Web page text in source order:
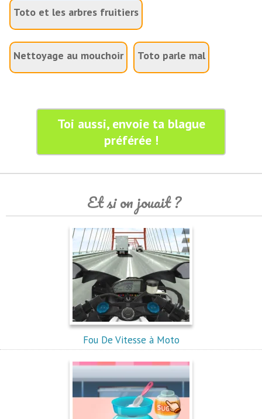
Toto et les arbres fruitiers
Nettoyage au mouchoir Toto parle mal
Toi aussi, envoie ta blague
préférée !
Et si on jouait ?
Fou De Vitesse à Moto